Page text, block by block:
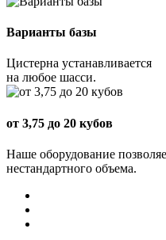
Варианты базы
Цистерна устанавливается
на любое шасси.
от 3,75 до 20 кубов
Наше оборудование
нестандартного объема.